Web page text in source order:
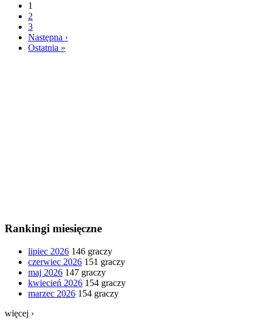
1
2
3
Następna ›
Ostatnia »
Rankingi miesięczne
lipiec 2026 146 graczy
czerwiec 2026 151 graczy
maj 2026 147 graczy
kwiecień 2026 154 graczy
marzec 2026 154 graczy
więcej ›